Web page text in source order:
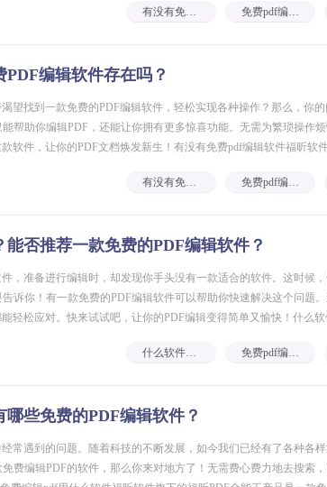
编辑软件存在吗？
望找到一款免费的PDF编辑软件，轻松实现各种操作？那么，你
帮助你编辑PDF，还能让你拥有更多惊喜功能。无需为繁琐操作
软件，让你的PDF文档焕发新生！有没有免费pdf编辑软件福昕软
否推荐一款免费的PDF编辑软件？
，准备进行编辑时，却发现你手头没有一款适合的软件。这时候
诉你！有一款免费的PDF编辑软件可以帮助你快速解决这个问题。
轻松应对。快来试试吧，让你的PDF编辑变得简单又愉快！什么
些免费的PDF编辑软件？
常遇到的问题。随着科技的不断发展，如今我们已经有了各种各
费编辑PDF的软件，那么你来对地方了！无需费心费力地去搜索